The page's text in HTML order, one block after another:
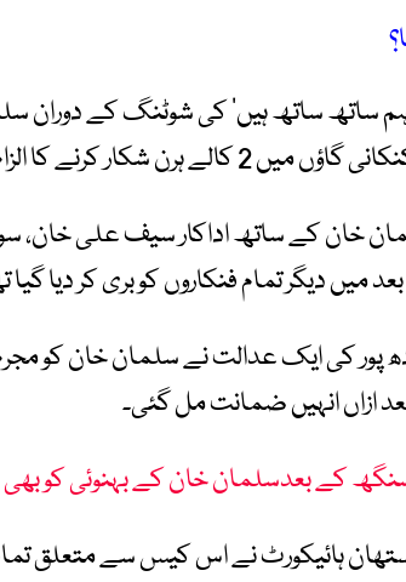
فلم ’ہم ساتھ ساتھ ہیں‘ کی شوٹنگ کے
کرنے کا الزام عائد کیا گیا تھا۔
خان کے ساتھ اداکار سیف علی خان،
میں دیگر تمام فنکاروں کو بری کر دیا گیا
ازاں انہیں ضمانت مل گئی۔
سنگھ کے بعدسلمان خان کے بہنوئی کو
راجستھان ہائیکورٹ نے اس کیس سے متعلق